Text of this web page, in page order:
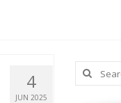
4
JUN 2025
Search
for: